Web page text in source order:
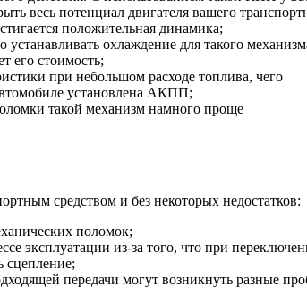
весь потенциал двигателя вашего
положительная динамика;
устанавливать охлаждение для такого
его стоимость;
при небольшом расходе топлива, чего
установлена АКПП;
такой механизм намного проще
средством и без некоторых недостатков:
поломок;
эксплуатации из-за того, что при
сцепление;
передачи могут возникнуть разные